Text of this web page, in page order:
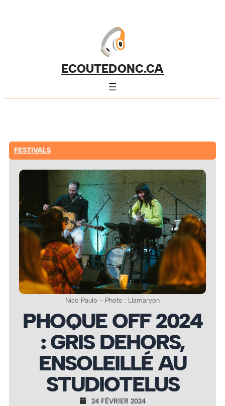
ECOUTEDONC.CA
FESTIVALS
Nico Paulo – Photo : Llamaryon
PHOQUE OFF 2024
: GRIS DEHORS,
ENSOLEILLÉ AU
STUDIOTELUS
24 FÉVRIER 2024